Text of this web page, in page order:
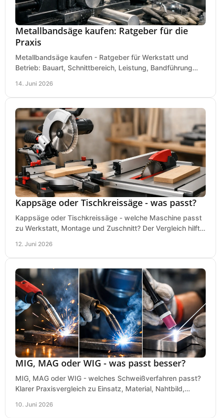
Metallbandsäge kaufen: Ratgeber für die
Praxis
Metallbandsäge kaufen - Ratgeber für Werkstatt und
Betrieb: Bauart, Schnittbereich, Leistung, Bandführung
14. Juni 2026
Kappsäge oder Tischkreissäge - was passt?
Kappsäge oder Tischkreissäge - welche Maschine passt
zu Werkstatt, Montage und Zuschnitt? Der Vergleich hilft
12. Juni 2026
MIG, MAG oder WIG - was passt besser?
MIG, MAG oder WIG - welches Schweißverfahren passt?
Klarer Praxisvergleich zu Einsatz, Material, Nahtbild,
10. Juni 2026